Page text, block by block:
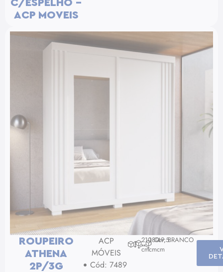
C/ESPELHO –
ACP MOVEIS
ROUPEIRO
ATHENA
2P/3G
ACP
MÓVEIS
Cód: 7489
210
cm
180
cm
49,5
cm
Cor: BRANCO